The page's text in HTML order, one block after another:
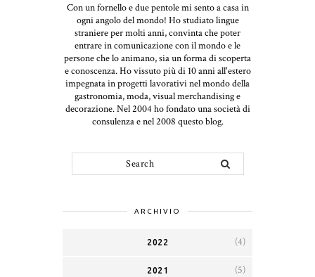
Con un fornello e due pentole mi sento a casa in
ogni angolo del mondo! Ho studiato lingue
straniere per molti anni, convinta che poter
entrare in comunicazione con il mondo e le
persone che lo animano, sia un forma di scoperta
e conoscenza. Ho vissuto più di 10 anni all'estero
impegnata in progetti lavorativi nel mondo della
gastronomia, moda, visual merchandising e
decorazione. Nel 2004 ho fondato una società di
consulenza e nel 2008 questo blog.
ARCHIVIO
2022 (4)
2021 (5)